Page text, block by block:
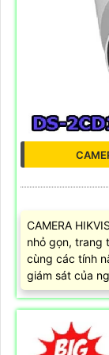
CAMERA
nhỏ gọn, trang
cùng các tính
giám sát của